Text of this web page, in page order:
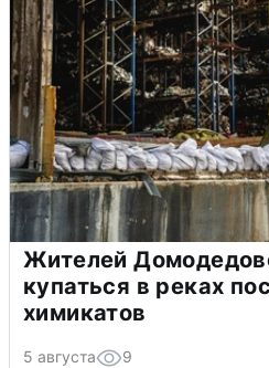
Жителей
купаться в реках
химикатов
5 августа 9